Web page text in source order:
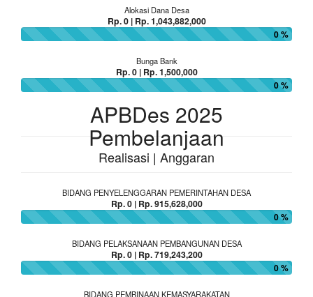
Alokasi Dana Desa
Rp. 0 | Rp. 1,043,882,000
0 %
Bunga Bank
Rp. 0 | Rp. 1,500,000
0 %
APBDes 2025
Pembelanjaan
Realisasi | Anggaran
BIDANG PENYELENGGARAN PEMERINTAHAN DESA
Rp. 0 | Rp. 915,628,000
0 %
BIDANG PELAKSANAAN PEMBANGUNAN DESA
Rp. 0 | Rp. 719,243,200
0 %
BIDANG PEMBINAAN KEMASYARAKATAN